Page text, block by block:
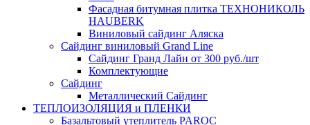
Фасадная битумная плитка ТЕХНОНИКОЛЬ
HAUBERK
Виниловый сайдинг Аляска
Сайдинг виниловый Grand Line
Сайдинг Гранд Лайн от 300 руб./шт
Комплектующие
Сайдинг
Металлический Сайдинг
ТЕПЛОИЗОЛЯЦИЯ и ПЛЕНКИ
Базальтовый утеплитель PAROC